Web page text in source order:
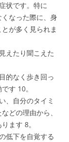
状です。特に
くなった際に、身
が多く見られま
えたり聞こえた
的なく歩き回っ
す 10。
、自分のタイミ
どの理由から、
ます 8。
低下を自覚する